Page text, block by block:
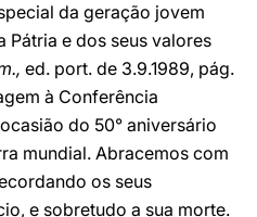
da geração jovem
Pátria e dos seus valores
ed. port. de 3.9.1989, pág.
à Conferência
do 50° aniversário
mundial. Abracemos com
os seus
e sobretudo a sua morte.